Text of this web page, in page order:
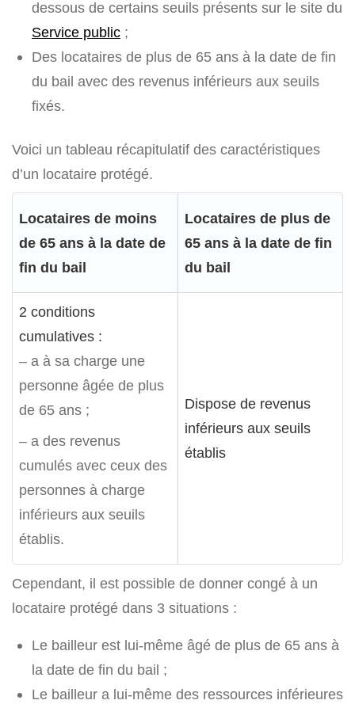
dessous de certains seuils présents sur le site du
Service public ;
Des locataires de plus de 65 ans à la date de fin
du bail avec des revenus inférieurs aux seuils
fixés.
Voici un tableau récapitulatif des caractéristiques
d’un locataire protégé.
Locataires de moins
de 65 ans à la date de
fin du bail
Locataires de plus de
65 ans à la date de fin
du bail
2 conditions
cumulatives :
– a à sa charge une
personne âgée de plus
de 65 ans ;
– a des revenus
cumulés avec ceux des
personnes à charge
inférieurs aux seuils
établis.
Dispose de revenus
inférieurs aux seuils
établis
Cependant, il est possible de donner congé à un
locataire protégé dans 3 situations :
Le bailleur est lui-même âgé de plus de 65 ans à
la date de fin du bail ;
Le bailleur a lui-même des ressources inférieures